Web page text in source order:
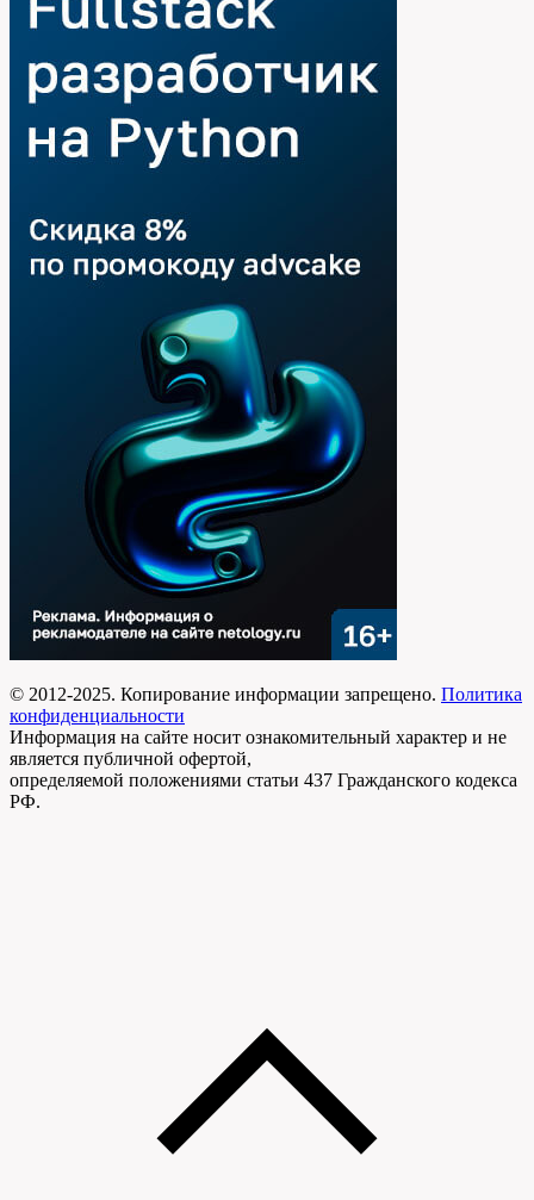
© 2012-2025. Копирование информации запрещено. Политика
конфиденциальности
Информация на сайте носит ознакомительный характер и не
является публичной офертой,
определяемой положениями статьи 437 Гражданского кодекса
РФ.